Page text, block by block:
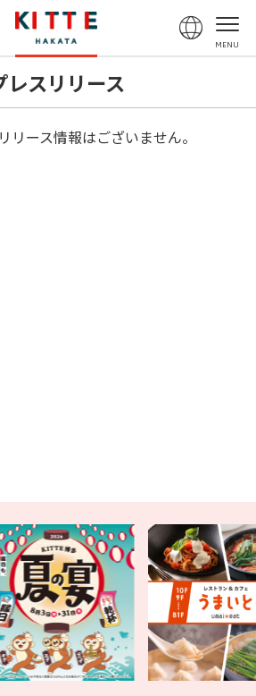
レスリリース
リース情報はございません。